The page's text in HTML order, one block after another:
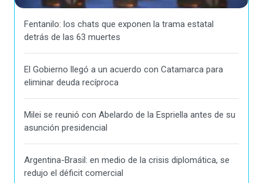
Fentanilo: los chats que exponen la trama estatal
detrás de las 63 muertes
El Gobierno llegó a un acuerdo con Catamarca para
eliminar deuda recíproca
Milei se reunió con Abelardo de la Espriella antes de su
asunción presidencial
Argentina-Brasil: en medio de la crisis diplomática, se
redujo el déficit comercial